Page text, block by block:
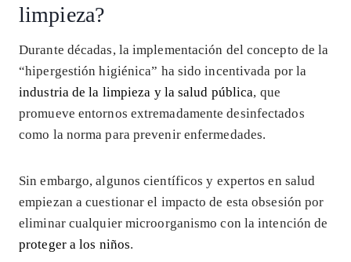
limpieza?
Durante décadas, la implementación del concepto de la
“hipergestión higiénica” ha sido incentivada por la
industria de la limpieza y la salud pública, que
promueve entornos extremadamente desinfectados
como la norma para prevenir enfermedades.
Sin embargo, algunos científicos y expertos en salud
empiezan a cuestionar el impacto de esta obsesión por
eliminar cualquier microorganismo con la intención de
proteger a los niños.